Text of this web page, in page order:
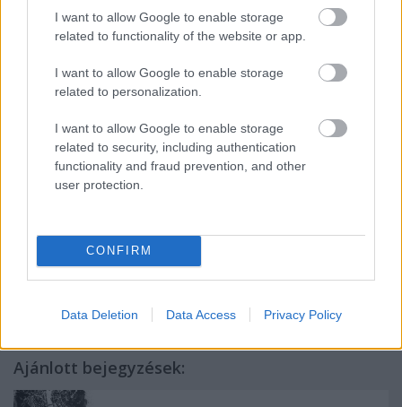
I want to allow Google to enable storage
related to functionality of the website or app.
I want to allow Google to enable storage
related to personalization.
I want to allow Google to enable storage
related to security, including authentication
functionality and fraud prevention, and other
user protection.
CONFIRM
Data Deletion Data Access Privacy Policy
Christo161 videója a YouTube-on: https://youtube.com/watch?
v=EfDzcQznOxU&NR=1
metrokocsi
ganzhunslet hunslet
Ajánlott bejegyzések: